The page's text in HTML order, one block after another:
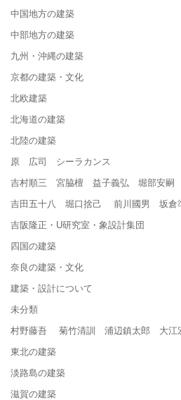
中国地方の建築
中部地方の建築
九州・沖縄の建築
京都の建築・文化
北欧建築
北海道の建築
北陸の建築
原 広司 シーラカンス
吉村順三 宮脇檀 益子義弘 堀部安嗣
吉田五十八 堀口捨己 前川國男 坂
吉阪隆正・U研究室・象設計集団
四国の建築
奈良の建築・文化
建築・設計について
未分類
村野藤吾 菊竹清訓 浦辺鎮太郎 大江
東北の建築
淡路島の建築
滋賀の建築